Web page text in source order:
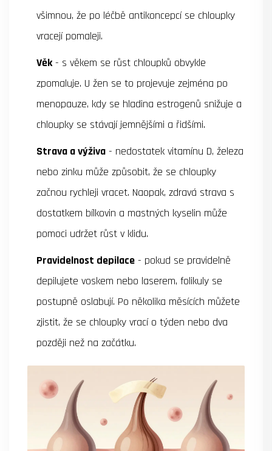
všimnou, že po léčbě antikoncepcí se chloupky
vracejí pomaleji.
Věk- s věkem se růst chloupků obvykle
zpomaluje. U žen se to projevuje zejména po
menopauze, kdy se hladina estrogenů snižuje a
chloupky se stávají jemnějšími a řidšími.
Strava a výživa - nedostatek vitamínu D, železa
nebo zinku může způsobit, že se chloupky
začnou rychleji vracet. Naopak, zdravá strava s
dostatkem bílkovin a mastných kyselin může
pomoci udržet růst v klidu.
Pravidelnost depilace - pokud se pravidelně
depilujete voskem nebo laserem, folikuly se
postupně oslabují. Po několika měsících můžete
zjistit, že se chloupky vrací o týden nebo dva
později než na začátku.